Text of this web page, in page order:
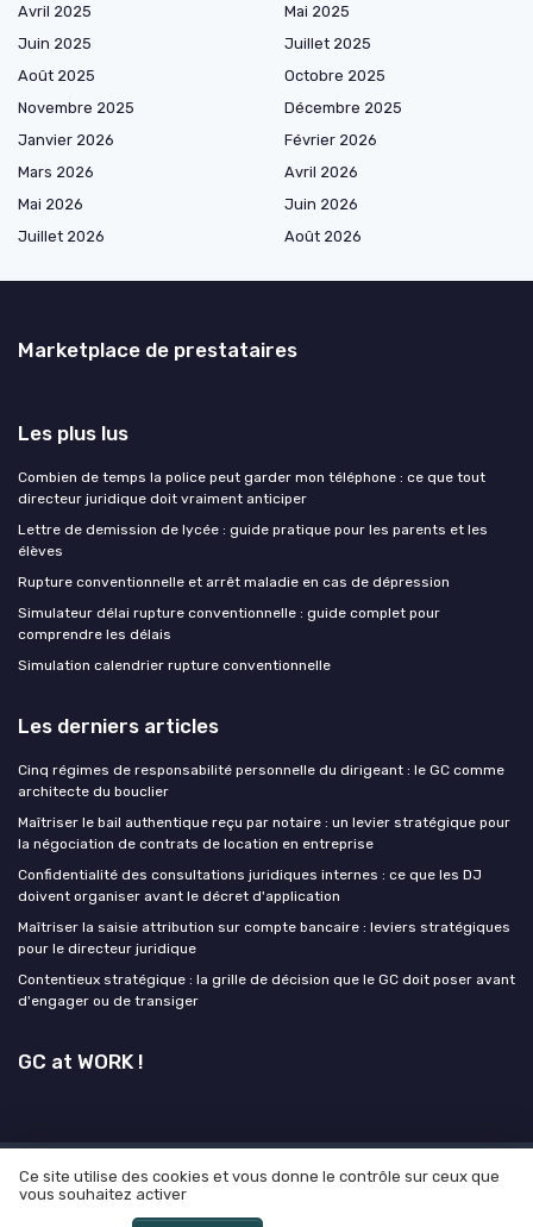
Avril 2025
Mai 2025
Juin 2025
Juillet 2025
Août 2025
Octobre 2025
Novembre 2025
Décembre 2025
Janvier 2026
Février 2026
Mars 2026
Avril 2026
Mai 2026
Juin 2026
Juillet 2026
Août 2026
Marketplace de prestataires
Les plus lus
Combien de temps la police peut garder mon téléphone : ce que tout
directeur juridique doit vraiment anticiper
Lettre de demission de lycée : guide pratique pour les parents et les
élèves
Rupture conventionnelle et arrêt maladie en cas de dépression
Simulateur délai rupture conventionnelle : guide complet pour
comprendre les délais
Simulation calendrier rupture conventionnelle
Les derniers articles
Cinq régimes de responsabilité personnelle du dirigeant : le GC comme
architecte du bouclier
Maîtriser le bail authentique reçu par notaire : un levier stratégique pour
la négociation de contrats de location en entreprise
Confidentialité des consultations juridiques internes : ce que les DJ
doivent organiser avant le décret d'application
Maîtriser la saisie attribution sur compte bancaire : leviers stratégiques
pour le directeur juridique
Contentieux stratégique : la grille de décision que le GC doit poser avant
d'engager ou de transiger
GC at WORK !
Mentions légales Politique de confidentialité
Grande
enquête 2025 sur l'IA et les directeurs juridiques
Ce site utilise des cookies et vous donne le contrôle sur ceux que
vous souhaitez activer